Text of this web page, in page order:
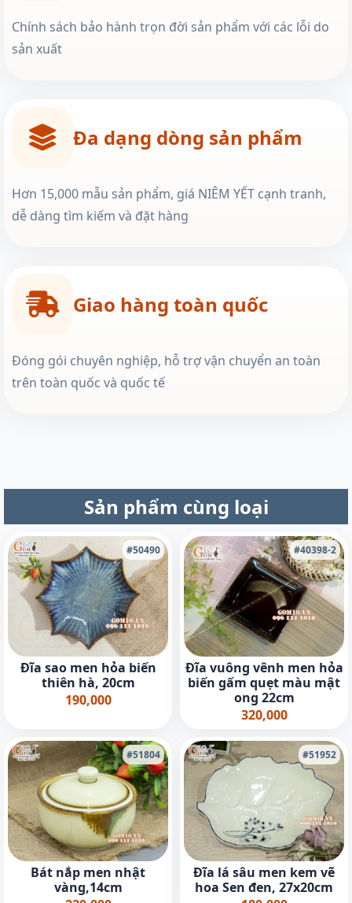
Chính sách bảo hành trọn đời sản phẩm với các lỗi do
sản xuất
Đa dạng dòng sản phẩm
Hơn 15,000 mẫu sản phẩm, giá NIÊM YẾT cạnh tranh,
dễ dàng tìm kiếm và đặt hàng
Giao hàng toàn quốc
Đóng gói chuyên nghiệp, hỗ trợ vận chuyển an toàn
trên toàn quốc và quốc tế
Sản phẩm cùng loại
#50490
Đĩa sao men hỏa biến
thiên hà, 20cm
190,000
#40398-2
Đĩa vuông vênh men hỏa
biến gấm quẹt màu mật
ong 22cm
320,000
#51804
Bát nắp men nhật
vàng,14cm
#51952
Đĩa lá sâu men kem vẽ
hoa Sen đen, 27x20cm